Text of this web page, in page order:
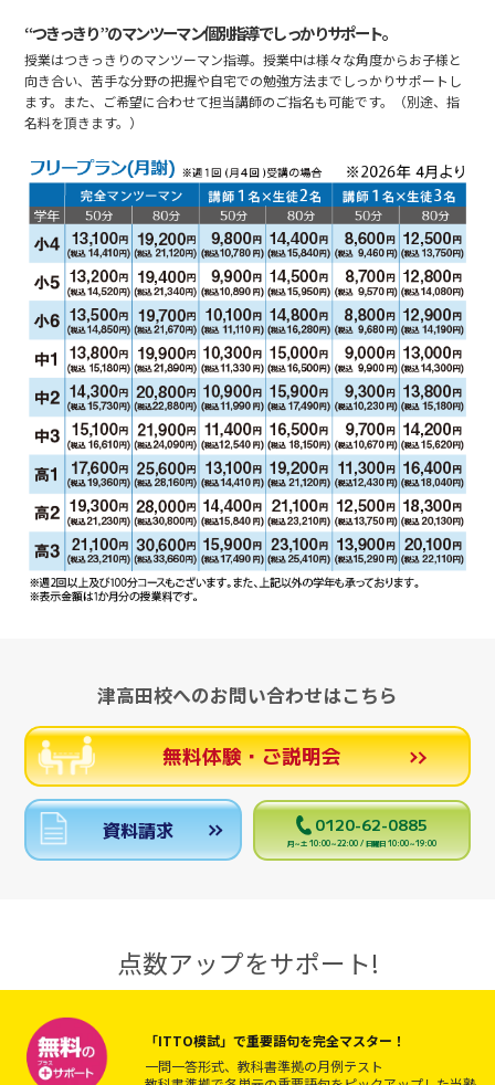
“つきっきり”のマンツーマン個別指導でしっかりサポート。
授業はつきっきりのマンツーマン指導。授業中は様々な角度からお子様と
向き合い、苦手な分野の把握や自宅での勉強方法までしっかりサポートし
ます。また、ご希望に合わせて担当講師のご指名も可能です。（別途、指
名料を頂きます。）
津高田校へのお問い合わせはこちら
無料体験・ご説明会
資料請求 0120-62-0885
月～土 10:00～22:00 / 日曜日 10:00～19:00
点数アップをサポート!
「ITTO模試」で重要語句を完全マスター！
一問一答形式、教科書準拠の月例テスト